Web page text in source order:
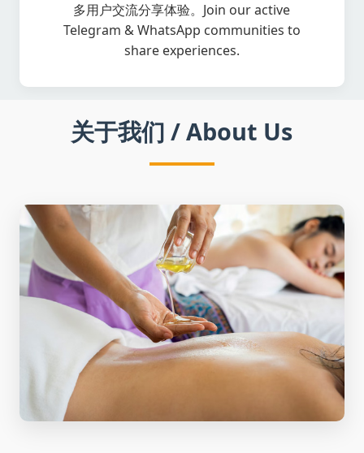
多用户交流分享体验。Join our active
Telegram & WhatsApp communities to
share experiences.
关于我们 / About Us